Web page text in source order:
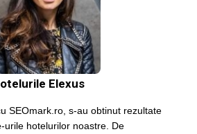
Elexus
SEOmark.ro, s-au obtinut rezultate
urile hotelurilor noastre. De